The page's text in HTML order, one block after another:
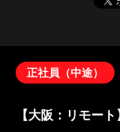
正社員（中途）
【大阪：リモー